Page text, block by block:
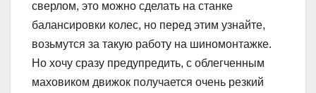
сверлом, это можно сделать на станке
балансировки колес, но перед этим узнайте,
возьмутся за такую работу на шиномонтажке.
Но хочу сразу предупредить, с облегченным
маховиком движок получается очень резкий